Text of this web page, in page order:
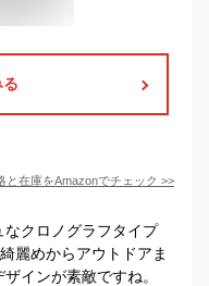
と在庫をAmazonでチェック >>
クロノグラフタイプ
麗めからアウトドアま
インが素敵ですね。